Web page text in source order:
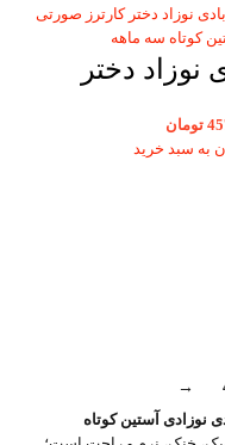
نوزاد دختر
سه ماهه
تومان
به سبد خرید
→
نوزادی آستین کوتاه